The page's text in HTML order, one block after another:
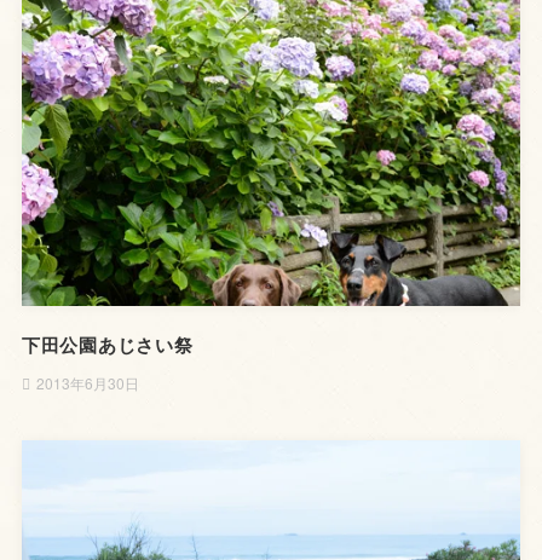
下田公園あじさい祭
2013年6月30日